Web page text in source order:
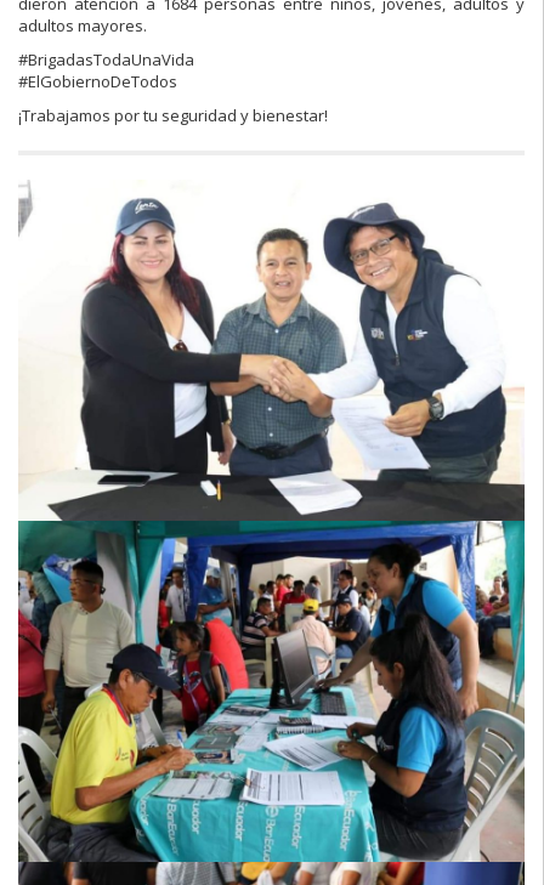
adultos mayores.
#BrigadasTodaUnaVida
#ElGobiernoDeTodos
¡Trabajamos por tu seguridad y bienestar!